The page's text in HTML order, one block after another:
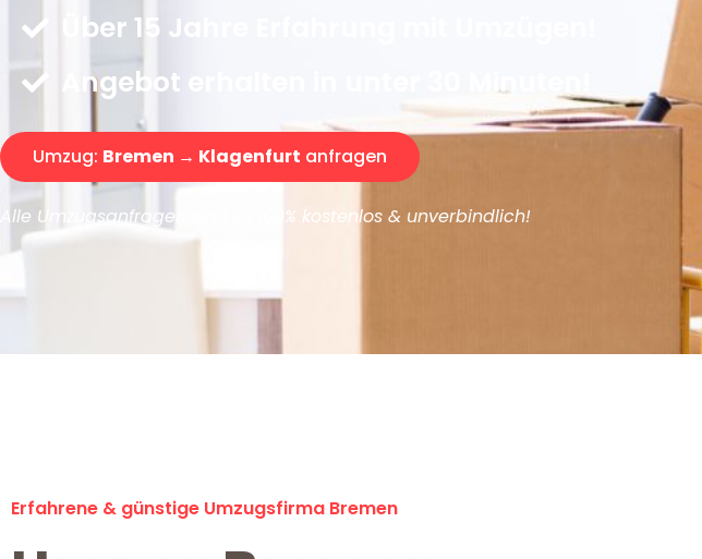
Über 15 Jahre Erfahrung mit Umzügen!
Angebot erhalten in unter 30 Minuten!
Umzug: Bremen → Klagenfurt anfragen
Alle Umzugsanfragen sind zu 100% kostenlos & unverbindlich!
Erfahrene & günstige Umzugsfirma Bremen